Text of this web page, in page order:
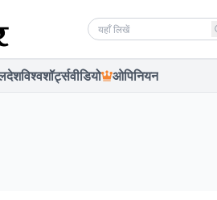
Search news
देशविश्वशॉर्ट्सवीडियो ओपिनियन